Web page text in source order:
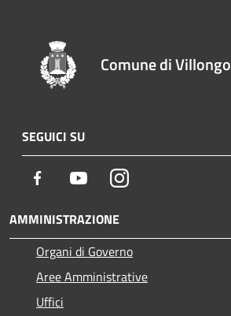
Comune di Villongo
SEGUICI SU
Facebook YoutubeInstagram
AMMINISTRAZIONE
Organi di Governo
Aree Amministrative
Uffici